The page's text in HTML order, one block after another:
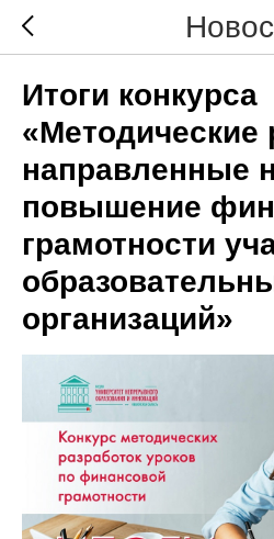
Итоги конкурса
«Методические
направленные
повышение
грамотности
организаций»